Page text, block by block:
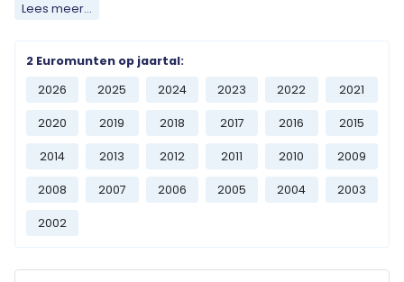
verzamelen van 2 euromunten gebeurt over de gehele
verzameling.
Ontdek het ruime en diverse aanbod uit2021
, en bestel
vandaag nog één of meerdere stukjes geschiedenis van
2021 ? Neem contact met ons op en wij zullen ons
best doen om deze uitgifte voor u te bemachtigen.
Lees meer...
2 Euromunten op jaartal:
2026
2025 2024 2023 2022 2021
2020 2019 2018 2017 2016 2015
2014 2013 2012 2011 2010 2009
2008 2007 2006 2005 2004 2003
2002